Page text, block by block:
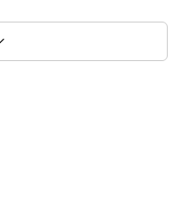
다 간다던 그는
라지를 하게 되는데…
라는 남자.
아남을 수 있을까?